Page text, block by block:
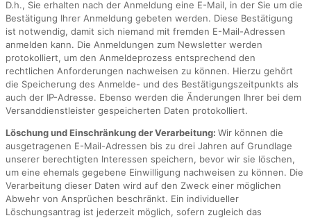
D.h., Sie erhalten nach der Anmeldung eine E-Mail, in der Sie um die
Bestätigung Ihrer Anmeldung gebeten werden. Diese Bestätigung
ist notwendig, damit sich niemand mit fremden E-Mail-Adressen
anmelden kann. Die Anmeldungen zum Newsletter werden
protokolliert, um den Anmeldeprozess entsprechend den
rechtlichen Anforderungen nachweisen zu können. Hierzu gehört
die Speicherung des Anmelde- und des Bestätigungszeitpunkts als
auch der IP-Adresse. Ebenso werden die Änderungen Ihrer bei dem
Versanddienstleister gespeicherten Daten protokolliert.
Löschung und Einschränkung der Verarbeitung: Wir können die
ausgetragenen E-Mail-Adressen bis zu drei Jahren auf Grundlage
unserer berechtigten Interessen speichern, bevor wir sie löschen,
um eine ehemals gegebene Einwilligung nachweisen zu können. Die
Verarbeitung dieser Daten wird auf den Zweck einer möglichen
Abwehr von Ansprüchen beschränkt. Ein individueller
Löschungsantrag ist jederzeit möglich, sofern zugleich das